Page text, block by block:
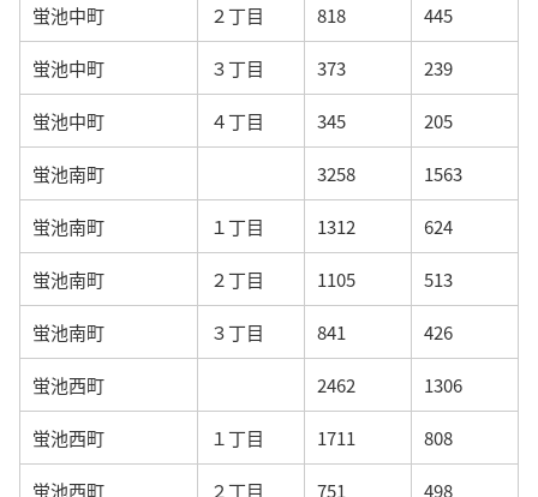
蛍池中町 ２丁目 818 445
蛍池中町 ３丁目 373 239
蛍池中町 ４丁目 345 205
蛍池南町 3258 1563
蛍池南町 １丁目 1312 624
蛍池南町 ２丁目 1105 513
蛍池南町 ３丁目 841 426
蛍池西町 2462 1306
蛍池西町 １丁目 1711 808
蛍池西町 ２丁目 751 498